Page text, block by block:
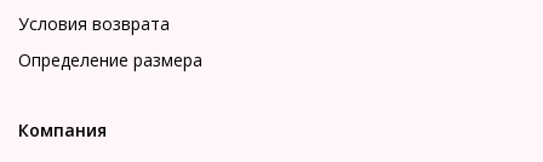
Условия возврата
Определение размера
Компания